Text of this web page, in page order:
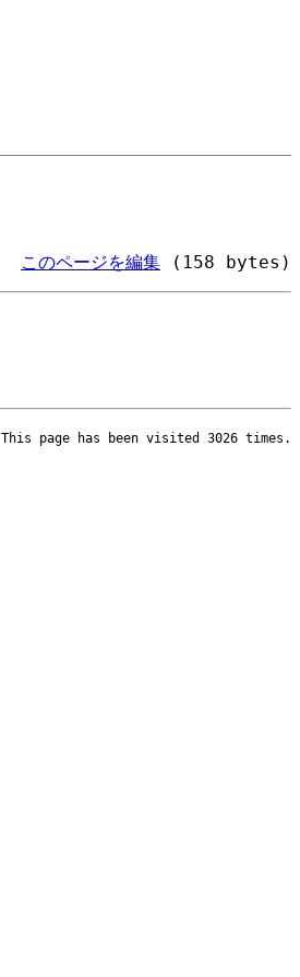
このページを編集 (158 bytes)
This page has been visited 3026 times.